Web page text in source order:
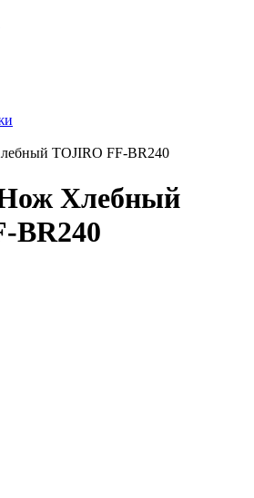
TOJIRO FF-BR240
Хлебный
BR240